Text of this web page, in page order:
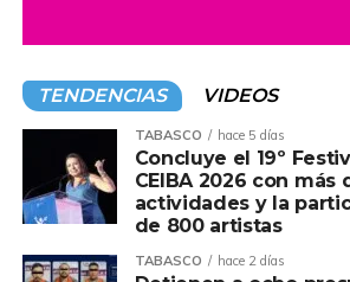
TENDENCIAS VIDEOS
TABASCO hace 5 días
Concluye el 19º
CEIBA 2026 con más
actividades y la
de 800 artistas
TABASCO hace 2 días